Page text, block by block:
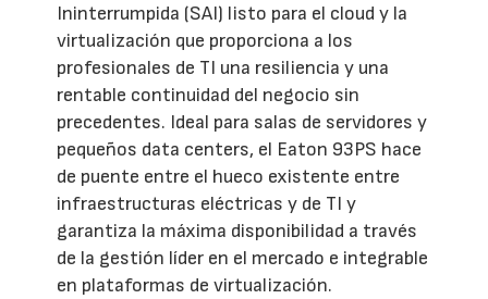
Ininterrumpida (SAI) listo para el cloud y la
virtualización que proporciona a los
profesionales de TI una resiliencia y una
rentable continuidad del negocio sin
precedentes. Ideal para salas de servidores y
pequeños data centers, el Eaton 93PS hace
de puente entre el hueco existente entre
infraestructuras eléctricas y de TI y
garantiza la máxima disponibilidad a través
de la gestión líder en el mercado e integrable
en plataformas de virtualización.